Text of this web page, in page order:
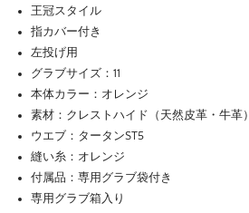
王冠スタイル
指カバー付き
左投げ用
グラブサイズ：11
本体カラー：オレンジ
素材：クレストハイド（天然皮革・牛革）
ウエブ：タータンST5
縫い糸：オレンジ
付属品：専用グラブ袋付き
専用グラブ箱入り